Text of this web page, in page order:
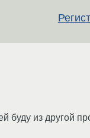
буду из другой